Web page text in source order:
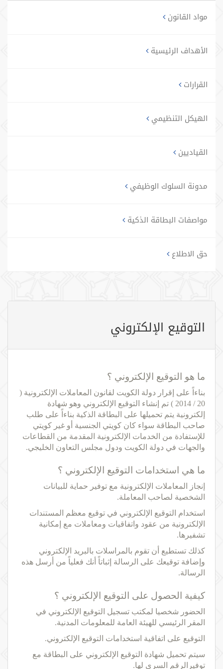
مواد القانون
الأهداف الرئيسية
القرارات
الهيكل التنظيمي
القياديين
مدونة السلوك الوظيفي
مواصفات البطاقة الذكية
حق الاطلاع
التوقيع الإلكتروني
ما هو التوقيع الإلكتروني ؟
بناءاً على إقرار دولة الكويت لقانون المعاملات الإلكترونية (
20 / 2014 ) تم إنشاء التوقيع الإلكتروني وهو شهادة
إلكترونية يتم تحميلها على البطاقة الذكية بناءاً على طلب
صاحب البطاقة سواء كان كويتي الجنسية أو غير كويتي
للإستفادة من الخدمات الإلكترونية المقدمة من القطاعات
والجهات في دولة الكويت ودول مجلس التعاون الخليجي.
ما هي استخدامات التوقيع الإلكتروني ؟
إنجاز المعاملات الإلكترونية مع توفير حماية للبيانات
الشخصية لصاحب المعاملة.
استخدام التوقيع الإلكتروني في توقيع معظم المستندات
الإلكترونية من عقود واتفاقيات ومعاملات مع إمكانية
تشفيرها.
كذلك تستطيع أن تقوم بالمراسلات بالبريد الإلكتروني
وإضافة توقيعك على الرسالة إثباتاً أنك فعلياً من أرسل هذه
الرسالة.
كيفية الحصول على التوقيع الإلكتروني ؟
الحضور شخصيا لمكتب تسجيل التوقيع الإلكتروني في
المقر الرئيسي للهيئة العامة للمعلومات المدنية.
التوقيع على اتفاقية استخدامات التوقيع الإلكتروني.
سيتم تحميل شهادة التوقيع الإلكتروني على البطاقة مع
توفيرالرقم السري لها.